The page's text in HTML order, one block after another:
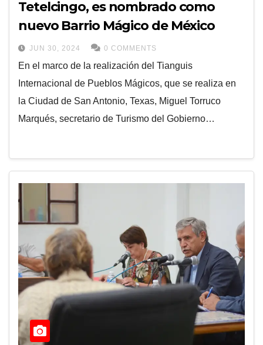
Tetelcingo, es nombrado como
nuevo Barrio Mágico de México
JUN 30, 2024 0 COMMENTS
En el marco de la realización del Tianguis
Internacional de Pueblos Mágicos, que se realiza en
la Ciudad de San Antonio, Texas, Miguel Torruco
Marqués, secretario de Turismo del Gobierno…